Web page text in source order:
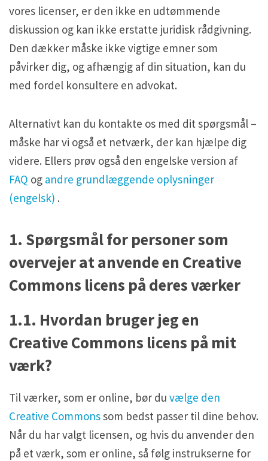
Kilder
H5P and Creative Commons
Kilder
H5P and Creative Commons
vores licenser, er den ikke en udtømmende
diskussion og kan ikke erstatte juridisk rådgivning.
Den dækker måske ikke vigtige emner som
påvirker dig, og afhængig af din situation, kan du
med fordel konsultere en advokat.
Alternativt kan du kontakte os med dit spørgsmål –
måske har vi også et netværk, der kan hjælpe dig
videre. Ellers prøv også den engelske version af
FAQ og andre grundlæggende oplysninger
(engelsk) .
1. Spørgsmål for personer som
overvejer at anvende en Creative
Commons licens på deres værker
1.1. Hvordan bruger jeg en
Creative Commons licens på mit
værk?
Til værker, som er online, bør du vælge den
Creative Commonssom bedst passer til dine behov.
Når du har valgt licensen, og hvis du anvender den
på et værk, som er online, så følg instrukserne for